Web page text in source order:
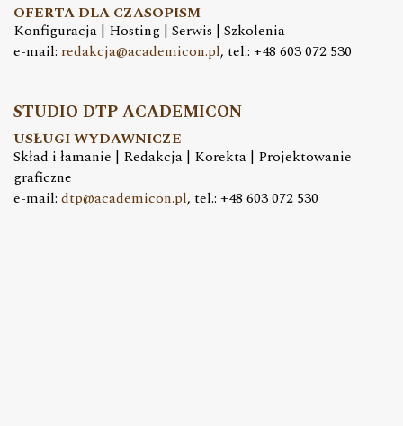
OFERTA DLA CZASOPISM
Konfiguracja | Hosting | Serwis | Szkolenia
e-mail: redakcja@academicon.pl, tel.: +48 603 072 530
STUDIO DTP ACADEMICON
USŁUGI WYDAWNICZE
Skład i łamanie | Redakcja | Korekta | Projektowanie
graficzne
e-mail: dtp@academicon.pl, tel.: +48 603 072 530